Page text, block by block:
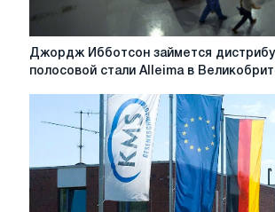
Джордж
Ибботсон
дистрибуцией
полосовой
в
Великобритании
Джордж Ибботсон займется
полосовой стали Alleima в